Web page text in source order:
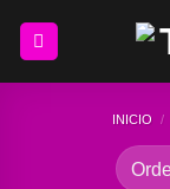
INICIO /